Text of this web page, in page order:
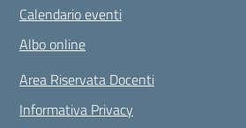
Calendario eventi
Albo online
Area Riservata Docenti
Informativa Privacy